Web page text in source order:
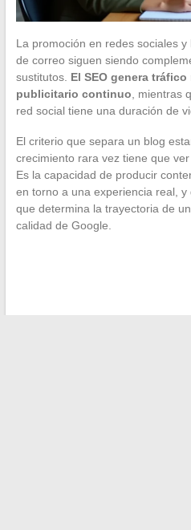
La promoción en redes sociales
de correo siguen siendo
sustitutos. El SEO genera
publicitario continuo , mientras
red social tiene una duración de
El criterio que separa un blog
crecimiento rara vez tiene que
Es la capacidad de producir
en torno a una experiencia real,
que determina la trayectoria de
calidad de Google.